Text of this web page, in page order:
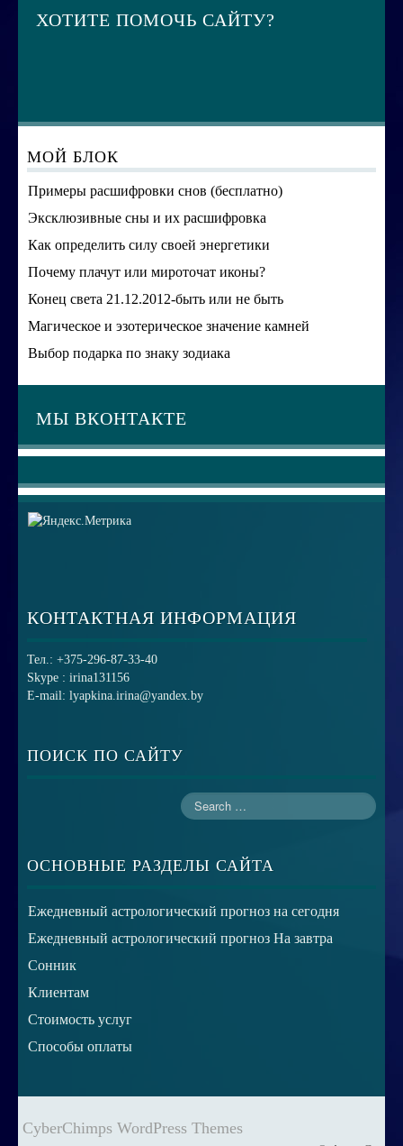
ХОТИТЕ ПОМОЧЬ САЙТУ?
МОЙ БЛОК
Примеры расшифровки снов (бесплатно)
Эксклюзивные сны и их расшифровка
Как определить силу своей энергетики
Почему плачут или мироточат иконы?
Конец света 21.12.2012-быть или не быть
Магическое и эзотерическое значение камней
Выбор подарка по знаку зодиака
МЫ ВКОНТАКТЕ
КОНТАКТНАЯ ИНФОРМАЦИЯ
Тел.: +375-296-87-33-40
Skype : irina131156
E-mail: lyapkina.irina@yandex.by
ПОИСК ПО САЙТУ
ОСНОВНЫЕ РАЗДЕЛЫ САЙТА
Ежедневный астрологический прогноз на сегодня
Ежедневный астрологический прогноз На завтра
Сонник
Клиентам
Стоимость услуг
Способы оплаты
CyberChimps WordPress Themes